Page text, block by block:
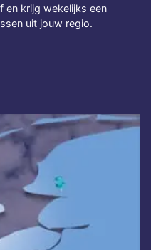
en krijg wekelijks een
uit jouw regio.